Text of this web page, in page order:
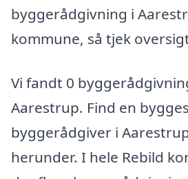
byggerådgivning i
kommune, så tjek
Vi fandt 0
Aarestrup. Find en
byggerådgiver i
herunder. I hele Rebild